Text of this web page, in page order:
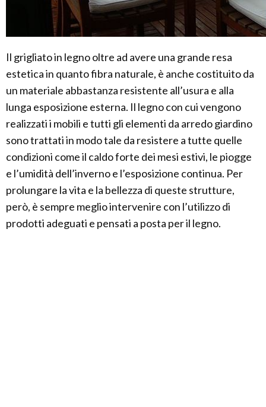
Il grigliato in legno oltre ad avere una grande resa
estetica in quanto fibra naturale, è anche costituito da
un materiale abbastanza resistente all’usura e alla
lunga esposizione esterna. Il legno con cui vengono
realizzati i mobili e tutti gli elementi da arredo giardino
sono trattati in modo tale da resistere a tutte quelle
condizioni come il caldo forte dei mesi estivi, le piogge
e l’umidità dell’inverno e l’esposizione continua. Per
prolungare la vita e la bellezza di queste strutture,
però, è sempre meglio intervenire con l’utilizzo di
prodotti adeguati e pensati a posta per il legno.